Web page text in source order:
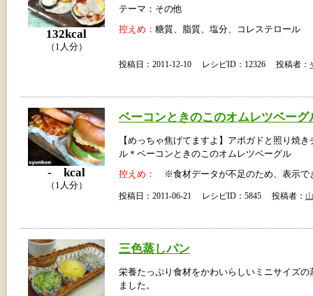
132kcal
（1人分）
テーマ：その他
控えめ： 糖質、脂質、塩分、コレステロール
投稿日：2011-12-10 レシピID：12326 投稿者：
- kcal
（1人分）
ベーコンときのこのオムレツベーグ
【めっちゃ焦げてますよ】アボガドと照り焼
ル＊ベーコンときのこのオムレツベーグル
控えめ： ※食材データが不足のため、表示で
投稿日：2011-06-21 レシピID：5845 投稿者：
三色蒸しパン
栄養たっぷり食材をかわいらしいミニサイズの
ました。